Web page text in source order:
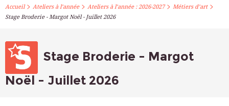
PARIS ATELIERS
ATELIERS À L’ANNÉE
STAGES PONCTUELS
Accueil> Ateliers à l’année> Ateliers à l’année : 2026-2027> Métiers d’art>
Stage Broderie - Margot Noël - Juillet 2026
Stage Broderie - Margot
Noël - Juillet 2026